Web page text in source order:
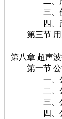
三、价
四、产
第三节 用
第八章 超声
第一节 公
一、公
二、公司
三、公
四、公司